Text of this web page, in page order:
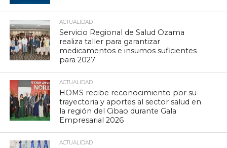
ACTUALIDAD
Servicio Regional de Salud Ozama
realiza taller para garantizar
medicamentos e insumos suficientes
para 2027
ACTUALIDAD
HOMS recibe reconocimiento por su
trayectoria y aportes al sector salud en
la región del Cibao durante Gala
Empresarial 2026
ACTUALIDAD